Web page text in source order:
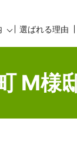
選ばれる理由
M様